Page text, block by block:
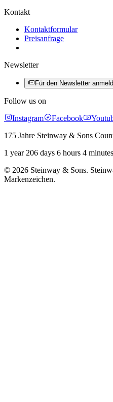
Kontakt
Kontaktformular
Preisanfrage
Newsletter
Für den Newsletter
Follow us on
Instagram
Facebook
175 Jahre Steinway & Sons
1 year 206 days 6 hours 4 minutes
© 2026 Steinway & Sons.
Markenzeichen.